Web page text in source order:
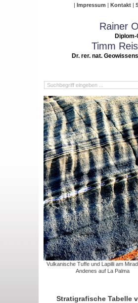
Impressum Kontakt
Rainer
Timm
Dr. rer. nat.
Vulkanische Tuffe und Lapilli am
Andenes auf La Palma
Stratigrafische Tabelle